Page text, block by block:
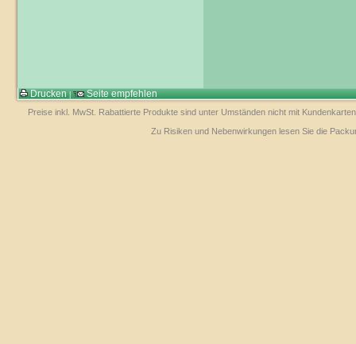
Drucken Seite empfehlen
Preise inkl. MwSt. Rabattierte Produkte sind unter Umständen nicht mit
Zu Risiken und Nebenwirkungen lesen Sie die